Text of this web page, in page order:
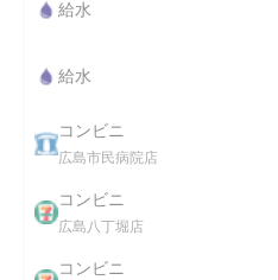
給水
給水
コンビニ
広島市民病院店
コンビニ
広島八丁堀店
コンビニ